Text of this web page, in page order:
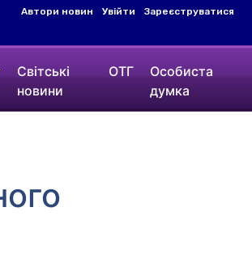
Автори новин Увійти Зареєструватися
Світські
новини
ОТГ
Особиста
думка